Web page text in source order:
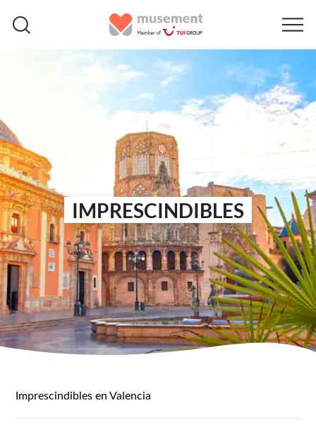
IMPRESCINDIBLES
Imprescindibles en Valencia